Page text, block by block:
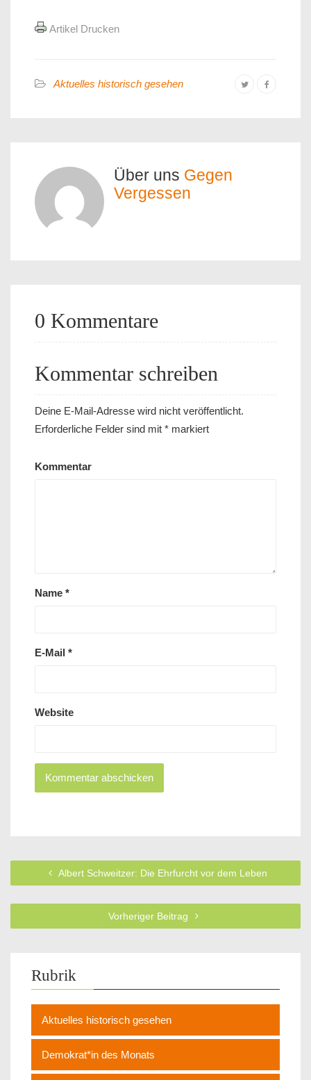
Artikel Drucken
Aktuelles historisch gesehen
Über uns Gegen
Vergessen
0 Kommentare
Kommentar schreiben
Deine E-Mail-Adresse wird nicht veröffentlicht.
Erforderliche Felder sind mit * markiert
Kommentar
Name *
E-Mail *
Website
Albert Schweitzer: Die Ehrfurcht vor dem Leben
Vorheriger Beitrag
Rubrik
Aktuelles historisch gesehen
Demokrat*in des Monats